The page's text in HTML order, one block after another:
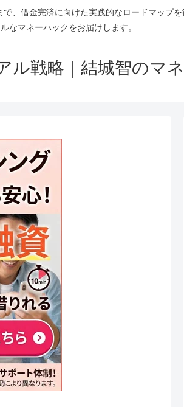
、借金完済に向けた実践的なロードマップ
なマネーハックをお届けします。
ル戦略｜結城智のマ